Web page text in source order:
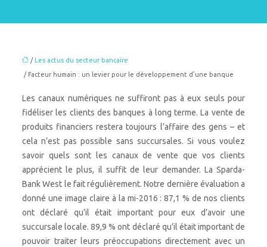
/Les actus du secteur bancaire
/ Facteur humain : un levier pour le développement d’une banque
Les canaux numériques ne suffiront pas à eux seuls pour
fidéliser les clients des banques à long terme. La vente de
produits financiers restera toujours l’affaire des gens – et
cela n’est pas possible sans succursales. Si vous voulez
savoir quels sont les canaux de vente que vos clients
apprécient le plus, il suffit de leur demander. La Sparda-
Bank West le fait régulièrement. Notre dernière évaluation a
donné une image claire à la mi-2016 : 87,1 % de nos clients
ont déclaré qu’il était important pour eux d’avoir une
succursale locale. 89,9 % ont déclaré qu’il était important de
pouvoir traiter leurs préoccupations directement avec un